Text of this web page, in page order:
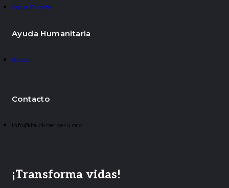
Agua Purafe
Ayuda Humanitaria
Únete
Contacto
info@bucknerperu.org
¡Transforma vidas!